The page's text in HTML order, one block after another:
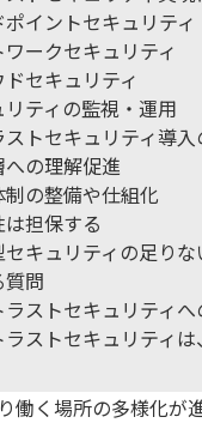
ポイントセキュリティ
ワークセキュリティ
ドセキュリティ
リティの監視・運用
ストセキュリティ導
への理解促進
制の整備や仕組化
は担保する
セキュリティの足り
質問
ラストセキュリティ
ラストセキュリティ
働く場所の多様化が